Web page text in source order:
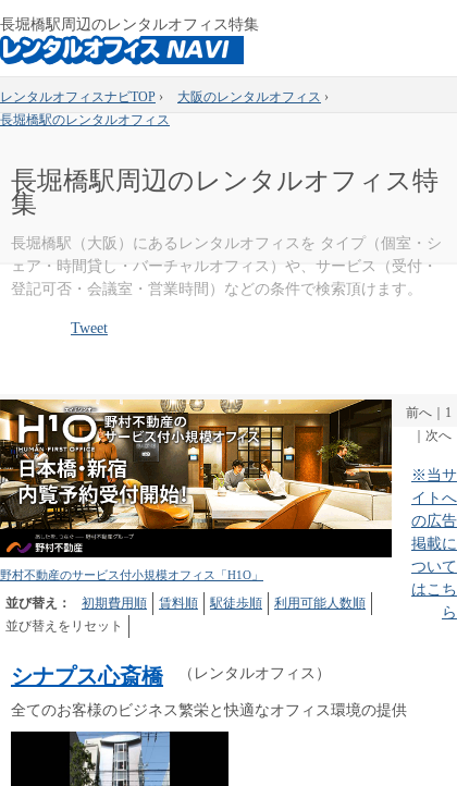
長堀橋駅周辺のレンタルオフィス特集
レンタルオフィスナビTOP › 大阪のレンタルオフィス ›
長堀橋駅のレンタルオフィス
長堀橋駅周辺のレンタルオフィス特
集
長堀橋駅（大阪）にあるレンタルオフィスを タイプ（個室・シ
ェア・時間貸し・バーチャルオフィス）や、サービス（受付・
登記可否・会議室・営業時間）などの条件で検索頂けます。
Tweet
野村不動産のサービス付小規模オフィス「H1O」
並び替え： 初期費用順 賃料順 駅徒歩順
利用可能人数順
並び替えをリセット
前へ
1
次へ
※当サ
イトへ
の広告
掲載に
ついて
はこち
ら
シナプス心斎橋 （レンタルオフィス）
全てのお客様のビジネス繁栄と快適なオフィス環境の提供